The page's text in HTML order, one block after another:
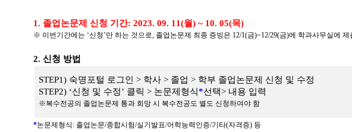
1. 졸업논문제 신청 기간: 2023. 09. 11(월) ~ 10. 05(목)
※ 이번기간에는 ‘신청’만 하는 것으로, 졸업논문제 최종 증빙은 12/1(금)~12/29(금)에 학과사무실에 제
2. 신청 방법
STEP1) 숙명포털 로그인 > 학사 > 졸업 > 학부 졸업논문제 신청 및 수정
STEP2) ‘신청 및 수정’ 클릭 > 논문제형식*선택> 내용 입력
※복수전공의 졸업논문제 통과 희망 시 복수전공도 별도 신청하여야 함
*논문제형식: 졸업논문/종합시험/실기발표/어학능력인증/기타(자격증) 등